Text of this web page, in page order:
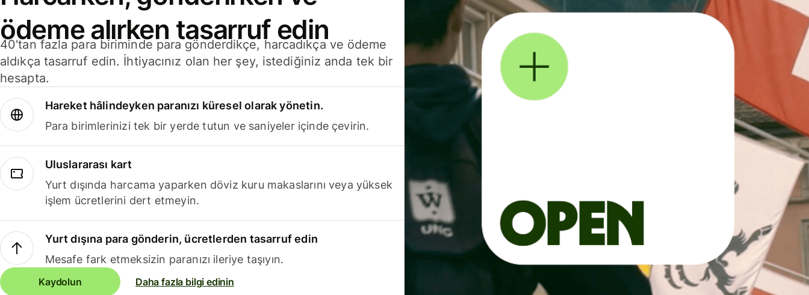
ödeme alırken tasarruf edin
40'tan fazla para biriminde para gönderdikçe, harcadıkça ve ödeme
aldıkça tasarruf edin. İhtiyacınız olan her şey, istediğiniz anda tek bir
hesapta.
Hareket hâlindeyken paranızı küresel olarak yönetin.
Para birimlerinizi tek bir yerde tutun ve saniyeler içinde çevirin.
Uluslararası kart
Yurt dışında harcama yaparken döviz kuru makaslarını veya yüksek
işlem ücretlerini dert etmeyin.
Yurt dışına para gönderin, ücretlerden tasarruf edin
Mesafe fark etmeksizin paranızı ileriye taşıyın.
Kaydolun Daha fazla bilgi edinin